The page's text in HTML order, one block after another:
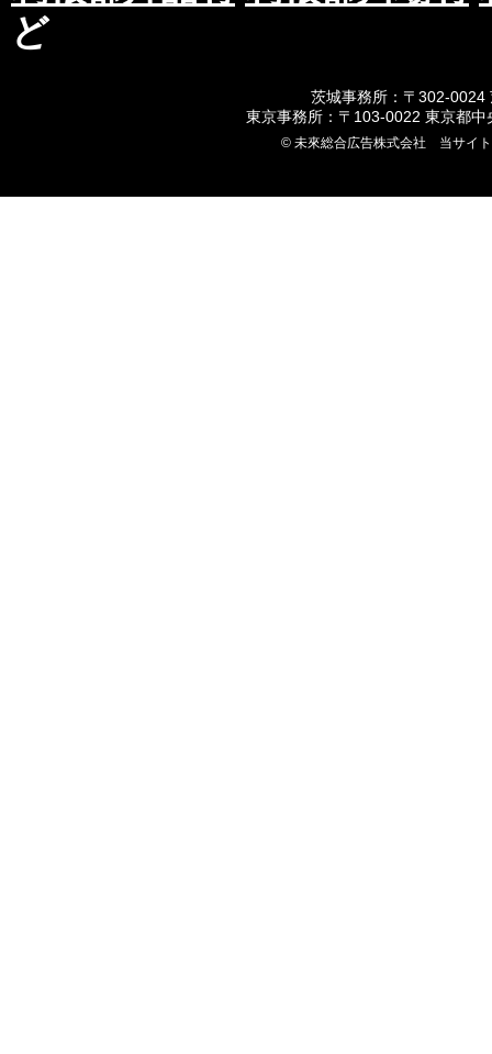
ど
茨城事務所：〒302-0024
東京事務所：〒103-0022 東京都
© 未來総合広告株式会社 当サイ